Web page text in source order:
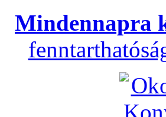
Mindennapra